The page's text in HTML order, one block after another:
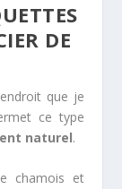
DE
que je
ce type
naturel.
chamois et